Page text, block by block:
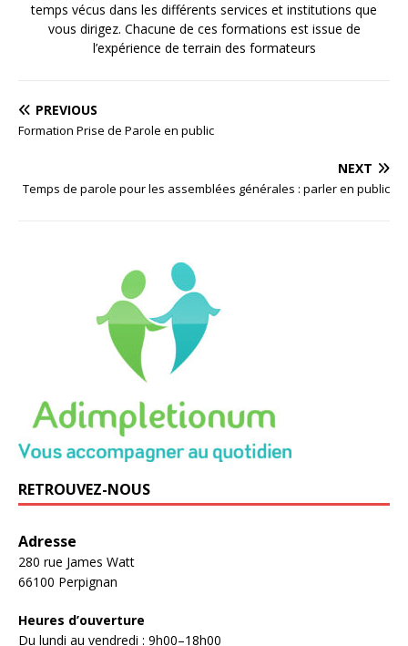
temps vécus dans les différents services et institutions que
vous dirigez. Chacune de ces formations est issue de
l’expérience de terrain des formateurs
PREVIOUS
Formation Prise de Parole en public
NEXT
Temps de parole pour les assemblées générales : parler en public
RETROUVEZ-NOUS
Adresse
280 rue James Watt
66100 Perpignan
Heures d’ouverture
Du lundi au vendredi : 9h00–18h00